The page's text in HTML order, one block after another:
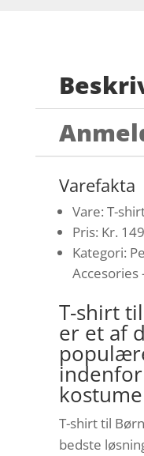
Varefakta
Vare: T-
Pris: Kr. 149
Kategori:
Accesories
T-shirt
er et af
T-shirt til
bedste